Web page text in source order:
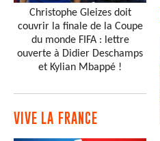
Christophe Gleizes doit
couvrir la finale de la Coupe
du monde FIFA : lettre
ouverte à Didier Deschamps
et Kylian Mbappé !
VIVE LA FRANCE